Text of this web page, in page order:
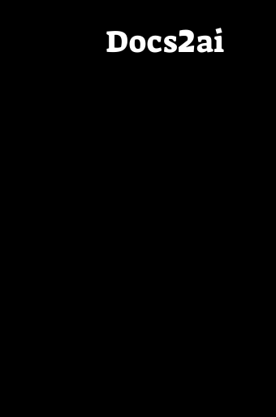
Docs2ai